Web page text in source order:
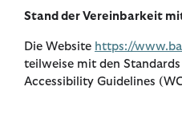
Stand der Vereinbarkeit
Die Website https://
teilweise mit den
Accessibility Guidelines